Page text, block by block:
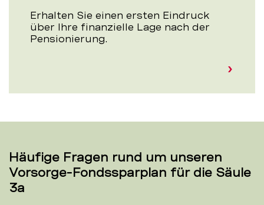
Erhalten Sie einen ersten Eindruck
über Ihre finanzielle Lage nach der
Pensionierung.
Häufige Fragen rund um unseren
Vorsorge-Fondssparplan für die Säule
3a